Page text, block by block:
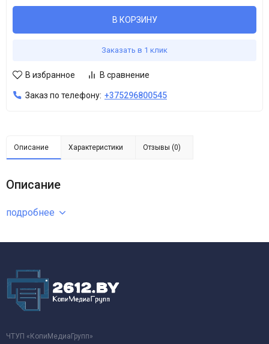
В КОРЗИНУ
Заказать в 1 клик
В избранное В сравнение
Заказ по телефону: +375296800545
Описание Характеристики Отзывы (0)
Описание
подробнее
ЧТУП «КопиМедиаГрупп»